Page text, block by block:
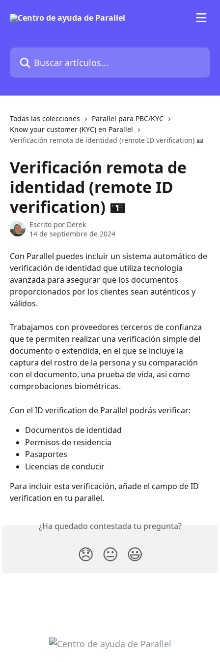
Buscar artículos...
Todas las colecciones
Parallel para PBC/KYC
Know your customer (KYC) en Parallel
Verificación remota de identidad (remote ID verification) 🪪
Verificación remota de
identidad (remote ID
verification) 🪪
Escrito por Derek
14 de septiembre de 2024
Con Parallel puedes incluir un sistema automático de
verificación de identidad que utiliza tecnología
avanzada para asegurar que los documentos
proporcionados por los clientes sean auténticos y
válidos.
Trabajamos con proveedores terceros de confianza
que te permiten realizar una verificación simple del
documento o extendida, en el que se incluye la
captura del rostro de la persona y su comparación
con el documento, una prueba de vida, así como
comprobaciones biométricas.
Con el ID verification de Parallel podrás verificar:
Documentos de identidad
Permisos de residencia
Pasaportes
Licencias de conducir
Para incluir esta verificación, añade el campo de ID
verification en tu parallel.
¿Ha quedado contestada tu pregunta?
😞 😐 😃